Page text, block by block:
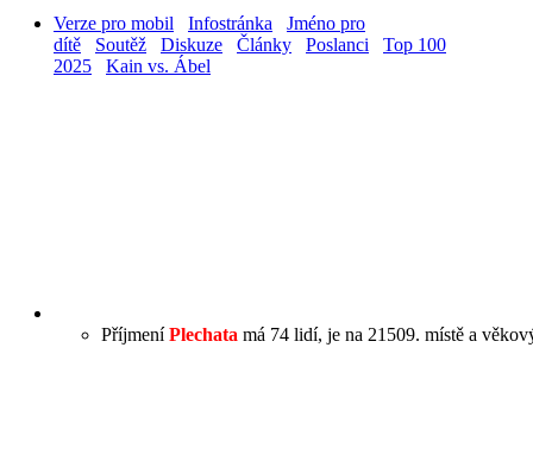
Verze pro mobil Infostránka
Jméno pro
dítě
Soutěž Diskuze Články Poslanci
Top 100
2025
Kain vs. Ábel
PříjmeníPlechata má 74 lidí, je na 21509. místě a